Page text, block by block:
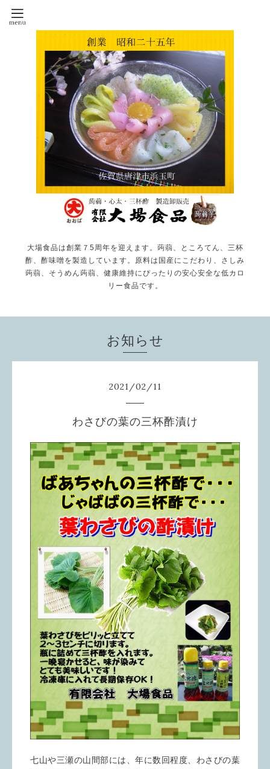
大場食品は創業７5周年を迎えます。蒟蒻、ところてん、三杯
酢、酢味噌を製造しています。原料は国産にこだわり、さしみ
蒟蒻、そうめん蒟蒻、健康維持にぴったりの安心安全な低カロ
リー食品です。
お知らせ
2021/02/11
わさびの葉の三杯酢漬け
七山や三瀬の山間部には、年に数回程度、わさびの葉